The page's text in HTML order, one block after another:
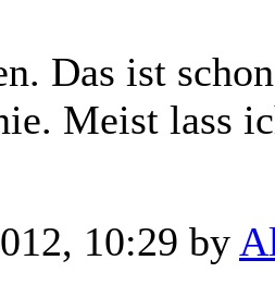
Das ist
Meist lass
10:29 by